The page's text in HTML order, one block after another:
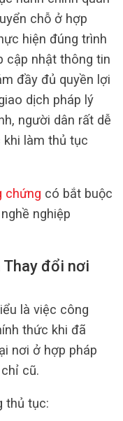
chỗ ở hợp
hiện đúng trình
cập nhật thông tin
đầy đủ quyền lợi
dịch pháp lý
người dân rất dễ
làm thủ tục
chứng có bắt buộc
nghiệp
Thay đổi nơi
là việc công
thức khi đã
nơi ở hợp pháp
cũ.
thủ tục: